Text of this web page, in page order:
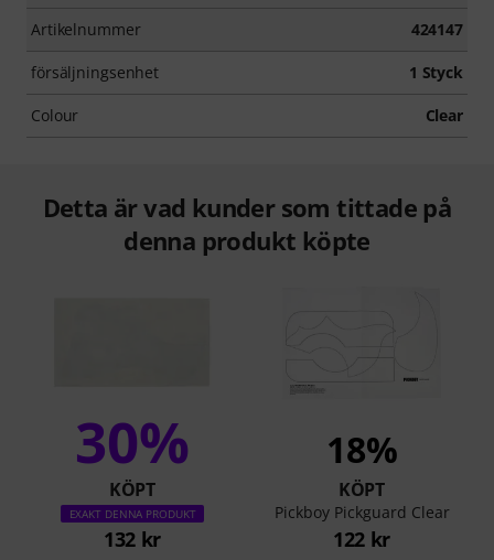
Artikelnummer 424147
försäljningsenhet 1 Styck
Colour Clear
Detta är vad kunder som tittade på
denna produkt köpte
30%
KÖPT
EXAKT DENNA PRODUKT
132 kr
18%
KÖPT
Pickboy Pickguard Clear
122 kr